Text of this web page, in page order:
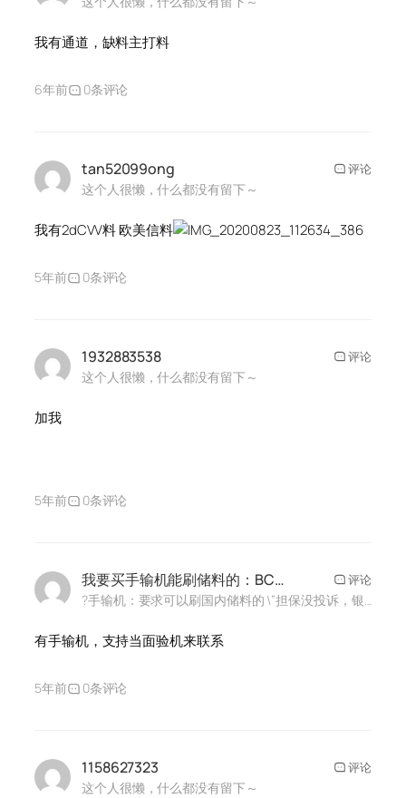
我有通道，缺料主打料
6年前 0条评论
tan52099ong
这个人很懒，什么都没有留下～
评论
我有2dCVV料 欧美信料
5年前 0条评论
1932883538
这个人很懒，什么都没有留下～
评论
加我
5年前 0条评论
我要买手输机能刷储料的：BCDK8888
?手输机：要求可以刷国内储料的 \”担保没投诉，银行内部拿出来的死人料\” 支持当面交易验机试料的加我V信， \\\\\\\”看清楚需求别加我就说一堆废话骗钱傻逼那些勿扰别浪费大家时间\\\\\\\”
评论
有手输机，支持当面验机来联系
5年前 0条评论
1158627323
这个人很懒，什么都没有留下～
评论